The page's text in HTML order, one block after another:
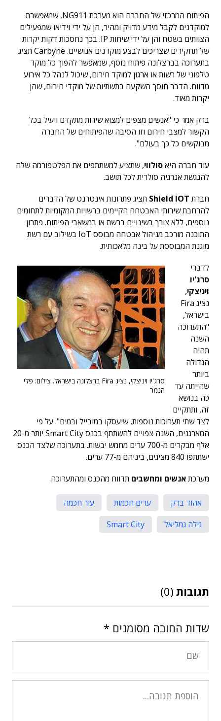
הפיתוח המרכזי של החברה הוא מערכת NG911, שמאפשרת
למוקדנים לקבל מידע מדויק ומהיר, הן על ידי וידיאו שמפעילים
הצוותים בשטח והן על ידי שיחות IP. בכך נחסכות דקות יקרות
של תחקירים שצריכים לבצע מוקדנים אנושיים. Carbyne תציג
בתערוכה בברצלונה פיתוח נוסף, שמאפשר להפוך כל מוקד
טלפוני של רשות או ארגון למוקד חירום, שיכול לנהל כל אירוע
מדווח. הדבר חוסך השקעה בתשתיות של מוקדי חירום, שהן
יקרות מאוד.
ברק אמר כי "אנשים מצפים למצוא שירות מתקדם ויעיל בכל
הקשור למצבי חירום וזו הסיבה שהפיתוחים של החברה
מבוקשים כל כך בעולם".
עוד חברה היאסולווי, שתציע למשתתפים את הפלטפורמה שלה
להנגשת אנרגיה סולרית לכל תושב.
חברת Shield IOT תציג פתרונות אינטרנט של הדברים
להרחבת שירותי האבטחה הקיימים ברשויות המקומיות לתחומים
נוספים, ללא צורך בשינויים ברשת או במשאבי הפיתוח. פתרון
התוכנה מורכב מניהול אבטחה מבוסס IoT בשילוב עם רשת
מוגנת המבוססת על בינה מלאכותית.
סרג'יו ויניצקי, נציג Fira ברצלונה בישראל. צילום: פלי
הנמר
לדברי
סרג'יו
ויניצקי,
נציג Fira
בישראל,
"התערוכה
השנה
תהיה
הגדולה
ביותר
שהייתה עד
כה בנושא
זה, ותתקיים
לצד שתי תערוכות נוספות, שיעסקו במובייל ובמים". על פי
המארגנים, השנה צפויים להשתתף בכנס Smart City יותר מ-20
אלף מבקרים מ-700 ערים מחמש יבשות. בתערוכה שלצד הכנס
ישתתפו 840 מציגים, ביניהם מ-77 ערים.
מערכתאנשים ומחשבים תדווח מהכנס ומהתערוכה.
אהוד ברק ערים חכמות
עיר חכמה
גילה גמליאל
Smart City
תגובות (0)
שדות החובה מסומנים *